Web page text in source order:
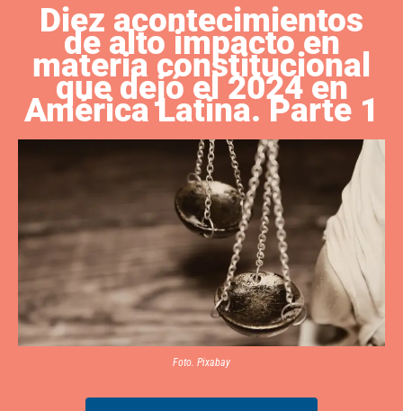
Diez acontecimientos
de alto impacto en
materia constitucional
que dejó el 2024 en
América Latina. Parte 1
Foto. Pixabay